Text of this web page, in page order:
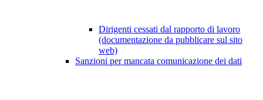
Dirigenti cessati dal rapporto di lavoro
(documentazione da pubblicare sul sito
web)
Sanzioni per mancata comunicazione dei dati